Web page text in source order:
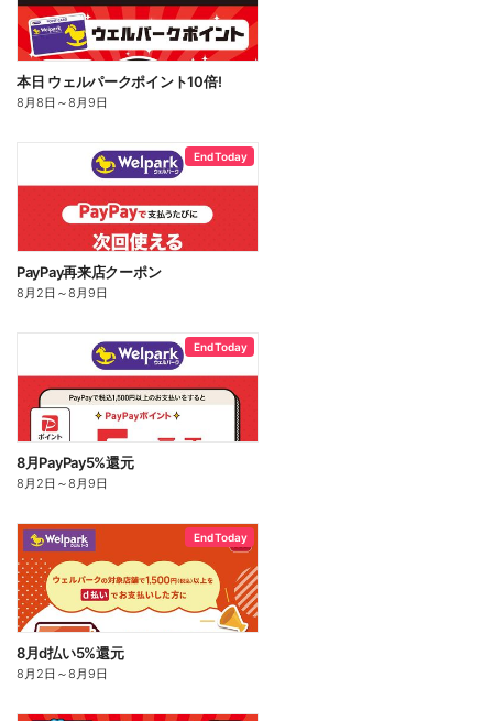
本日 ウェルパークポイント10倍!
8月8日 ～8月9日
End Today
PayPay再来店クーポン
8月2日 ～8月9日
End Today
8月PayPay5%還元
8月2日 ～8月9日
End Today
8月d払い5%還元
8月2日 ～8月9日